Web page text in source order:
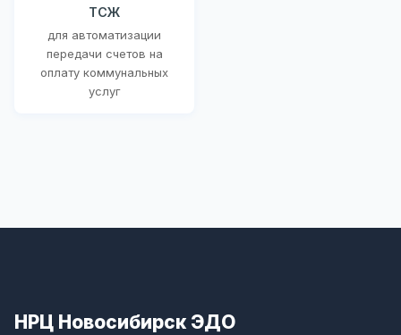
ТСЖ
для автоматизации
передачи счетов на
оплату коммунальных
услуг
НРЦ Новосибирск ЭДО